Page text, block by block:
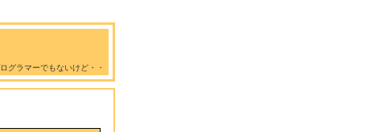
グラマーでもないけど・・